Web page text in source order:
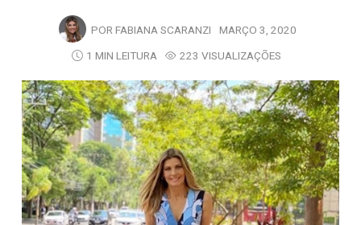
POR FABIANA SCARANZI MARÇO 3, 2020
1 MIN LEITURA
223 VISUALIZAÇÕES